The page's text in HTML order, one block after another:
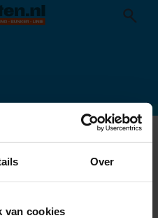
Over
van cookies